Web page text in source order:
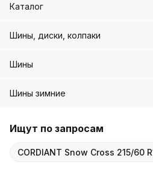
Каталог
Шины, диски, колпаки
Шины
Шины зимние
Ищут по запросам
CORDIANT Snow Cross 215/60